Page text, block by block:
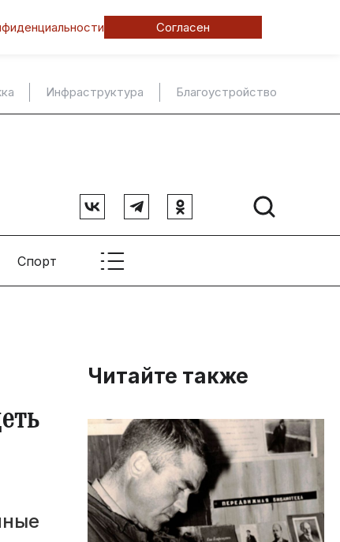
Согласен
Инфраструктура Благоустройство
Спорт
Читайте также